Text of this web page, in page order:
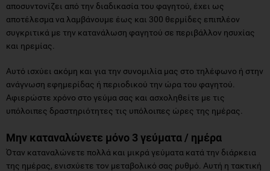
αποσυντονίζει από την διαδικασία του φαγητού, έχει ως
αποτέλεσμα να λαμβάνουμε έως και 300 θερμίδες επιπλέον
συγκριτικά με την κατανάλωση φαγητού σε περιβάλλον ησυχίας
και ηρεμίας.
Αυτό ισχύει ακόμη και για την συνομιλία μας στο τηλέφωνο ή στην
ανάγνωση εφημερίδας ή περιοδικού την ώρα του φαγητού.
Αφιερώστε χρόνο στο γεύμα σας και ασχοληθείτε με τις
υπόλοιπες δραστηριότητες τις υπόλοιπες ώρες της ημέρας.
Μην καταναλώνετε μόνο 3 γεύματα / ημέρα
Όταν καταναλώνετε πολλά και μικρά γεύματα κατά την διάρκεια
της ημέρας, ενισχύετε τον μεταβολικό σας ρυθμό. Αυτή η τακτική